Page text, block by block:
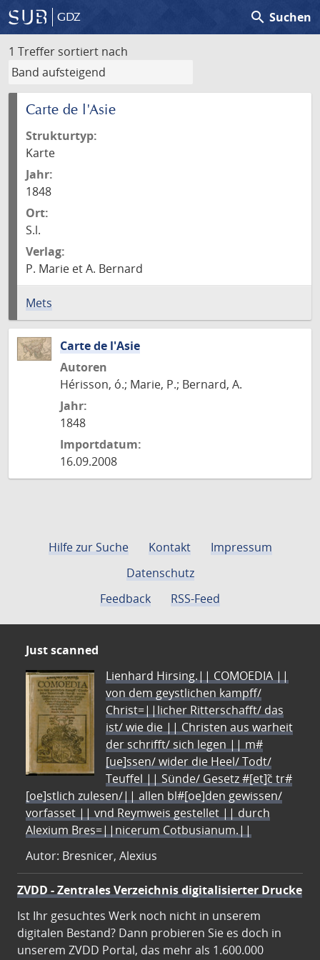
GDZ search Suchen
1 Treffer sortiert nach
Carte de l'Asie
Strukturtyp:
Karte
Jahr:
1848
Ort:
S.l.
Verlag:
P. Marie et A. Bernard
Mets
Carte de l'Asie
Autoren
Hérisson, ó.; Marie, P.; Bernard, A.
Jahr:
1848
Importdatum:
16.09.2008
Hilfe zur Suche Kontakt
Impressum
Datenschutz
Feedback
RSS-Feed
Just scanned
Lienhard Hirsing.|| COMOEDIA ||
von dem geystlichen kampff/
Christ=||licher Ritterschafft/ das
ist/ wie die || Christen aus warheit
der schrifft/ sich legen || m#
[ue]ssen/ wider die Heel/ Todt/
Teuffel || Sünde/ Gesetz #[et]c̃ tr#
[oe]stlich zulesen/|| allen bl#[oe]den gewissen/
vorfasset || vnd Reymweis gestellet || durch
Alexium Bres=||nicerum Cotbusianum.||
Autor: Bresnicer, Alexius
ZVDD - Zentrales Verzeichnis digitalisierter Drucke
Ist Ihr gesuchtes Werk noch nicht in unserem
digitalen Bestand? Dann probieren Sie es doch in
unserem ZVDD Portal, das mehr als 1.600.000